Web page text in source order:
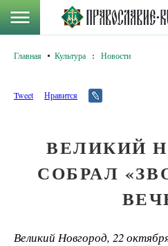
Главная Культура : Новости
Tweet Нравится
ВЕЛИКИЙ
СОБРАЛ
Великий Новгород, 22